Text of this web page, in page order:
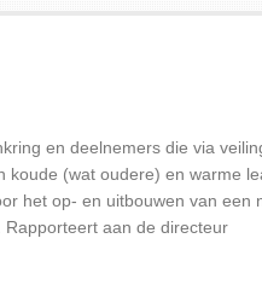
en deelnemers die via
(wat oudere) en warme
het op- en uitbouwen van
aan de directeur